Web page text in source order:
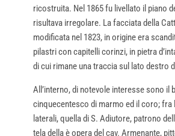
ricostruita. Nel 1865 fu livellato il piano
risultava irregolare. La facciata della
modificata nel 1823, in origine era
pilastri con capitelli corinzi, in pietra
di cui rimane una traccia sul lato destro
All’interno, di notevole interesse sono il
cinquecentesco di marmo ed il coro; fra
laterali, quella di S. Adiutore, patrono
tela della è opera del cav. Armenante,